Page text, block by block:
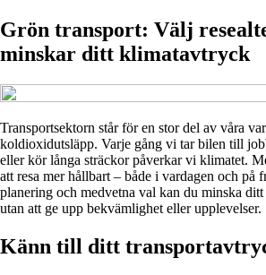
Grön transport: Välj
minskar ditt klimatavtryck
Transportsektorn står för en stor del av våra
koldioxidutsläpp. Varje gång vi tar bilen till
eller kör långa sträckor påverkar vi klimatet.
att resa mer hållbart – både i vardagen och på
planering och medvetna val kan du minska
utan att ge upp bekvämlighet eller upplevelser.
Känn till ditt